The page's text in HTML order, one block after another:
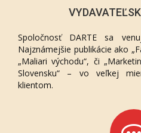
Spoločnosť DARTE sa
Najznámejšie publikácie ako
„Maliari východu“, či
Slovensku“ – vo veľkej
klientom.